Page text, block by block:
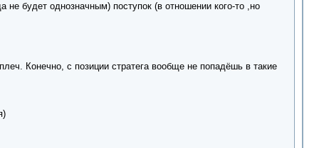
не будет однозначным) поступок (в отношении кого-то ,но
Конечно, с позиции стратега вообще не попадёшь в такие